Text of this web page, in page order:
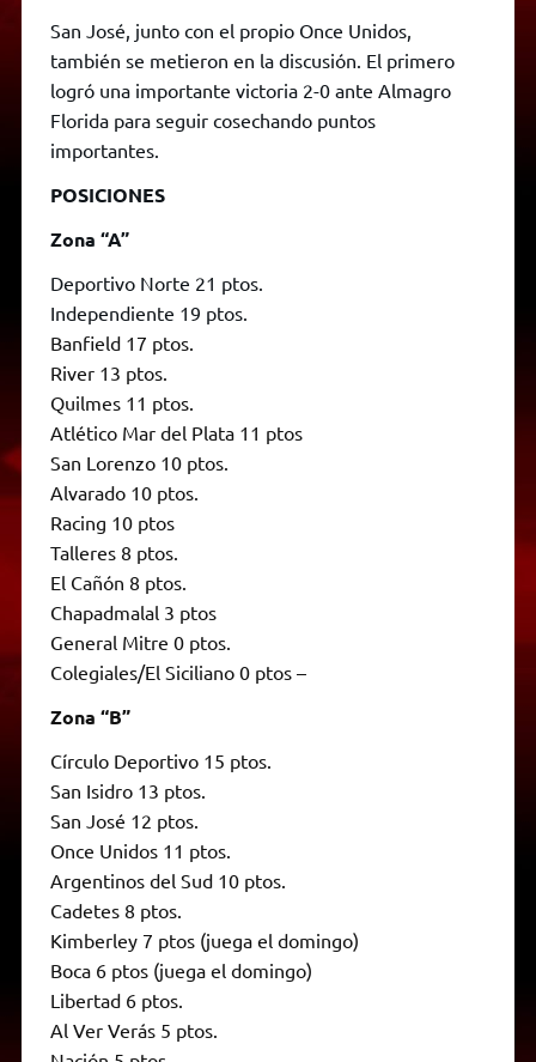
San José, junto con el propio Once Unidos,
también se metieron en la discusión. El primero
logró una importante victoria 2-0 ante Almagro
Florida para seguir cosechando puntos
importantes.
POSICIONES
Zona “A”
Deportivo Norte 21 ptos.
Independiente 19 ptos.
Banfield 17 ptos.
River 13 ptos.
Quilmes 11 ptos.
Atlético Mar del Plata 11 ptos
San Lorenzo 10 ptos.
Alvarado 10 ptos.
Racing 10 ptos
Talleres 8 ptos.
El Cañón 8 ptos.
Chapadmalal 3 ptos
General Mitre 0 ptos.
Colegiales/El Siciliano 0 ptos –
Zona “B”
Círculo Deportivo 15 ptos.
San Isidro 13 ptos.
San José 12 ptos.
Once Unidos 11 ptos.
Argentinos del Sud 10 ptos.
Cadetes 8 ptos.
Kimberley 7 ptos (juega el domingo)
Boca 6 ptos (juega el domingo)
Libertad 6 ptos.
Al Ver Verás 5 ptos.